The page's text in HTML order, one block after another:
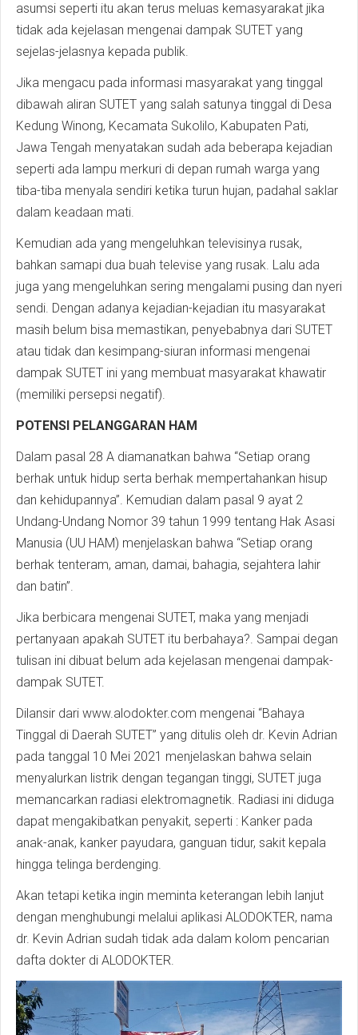
asumsi seperti itu akan terus meluas kemasyarakat jika
tidak ada kejelasan mengenai dampak SUTET yang
sejelas-jelasnya kepada publik.
Jika mengacu pada informasi masyarakat yang tinggal
dibawah aliran SUTET yang salah satunya tinggal di Desa
Kedung Winong, Kecamata Sukolilo, Kabupaten Pati,
Jawa Tengah menyatakan sudah ada beberapa kejadian
seperti ada lampu merkuri di depan rumah warga yang
tiba-tiba menyala sendiri ketika turun hujan, padahal saklar
dalam keadaan mati.
Kemudian ada yang mengeluhkan televisinya rusak,
bahkan samapi dua buah televise yang rusak. Lalu ada
juga yang mengeluhkan sering mengalami pusing dan nyeri
sendi. Dengan adanya kejadian-kejadian itu masyarakat
masih belum bisa memastikan, penyebabnya dari SUTET
atau tidak dan kesimpang-siuran informasi mengenai
dampak SUTET ini yang membuat masyarakat khawatir
(memiliki persepsi negatif).
POTENSI PELANGGARAN HAM
Dalam pasal 28 A diamanatkan bahwa “Setiap orang
berhak untuk hidup serta berhak mempertahankan hisup
dan kehidupannya”. Kemudian dalam pasal 9 ayat 2
Undang-Undang Nomor 39 tahun 1999 tentang Hak Asasi
Manusia (UU HAM) menjelaskan bahwa “Setiap orang
berhak tenteram, aman, damai, bahagia, sejahtera lahir
dan batin”.
Jika berbicara mengenai SUTET, maka yang menjadi
pertanyaan apakah SUTET itu berbahaya?. Sampai degan
tulisan ini dibuat belum ada kejelasan mengenai dampak-
dampak SUTET.
Dilansir dari www.alodokter.com mengenai “Bahaya
Tinggal di Daerah SUTET” yang ditulis oleh dr. Kevin Adrian
pada tanggal 10 Mei 2021 menjelaskan bahwa selain
menyalurkan listrik dengan tegangan tinggi, SUTET juga
memancarkan radiasi elektromagnetik. Radiasi ini diduga
dapat mengakibatkan penyakit, seperti : Kanker pada
anak-anak, kanker payudara, ganguan tidur, sakit kepala
hingga telinga berdenging.
Akan tetapi ketika ingin meminta keterangan lebih lanjut
dengan menghubungi melalui aplikasi ALODOKTER, nama
dr. Kevin Adrian sudah tidak ada dalam kolom pencarian
dafta dokter di ALODOKTER.